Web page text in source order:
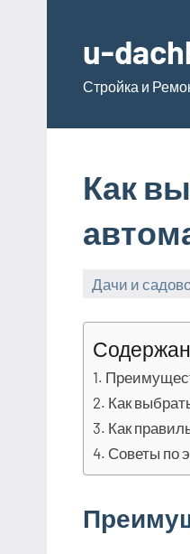
содержимому
u-
Стройка и
Как
Дачи и
Как
Как
Советы по